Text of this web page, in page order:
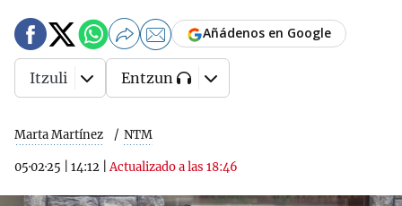
Marta Martínez NTM
05·02·25 14:12 |Actualizado a las 18:46
Añádenos en Google
Itzuli Entzun